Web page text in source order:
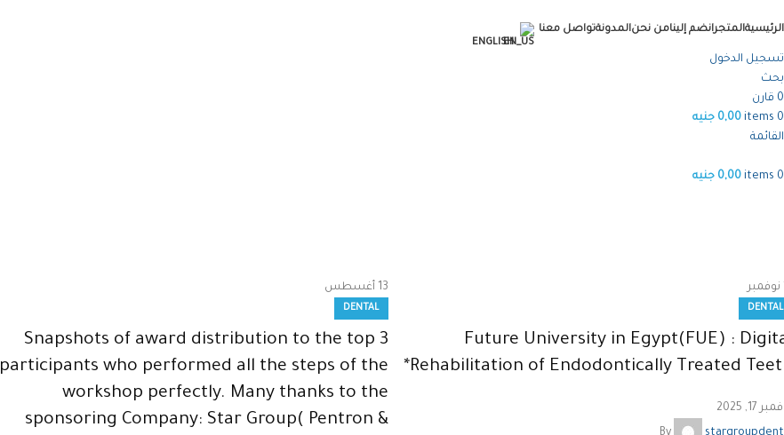
الرئيسيةالمتجرانضم إلينامن نحنالمدونةتواصل معنا
ENGLISH
تسجيل الدخول
بحث
0 قارن
0
items
0,00 جنيه
القائمة
0
items
0,00 جنيه
نوفمبر
DENTAL
Future University in Egypt(FUE) :
Rehabilitation of Endodontically Treated
17, 2025
13 أغسطس
DENTAL
Snapshots of award distribution to the top 3
participants who performed all the steps of the
workshop perfectly. Many thanks to the
sponsoring Company: Star Group( Pentron &